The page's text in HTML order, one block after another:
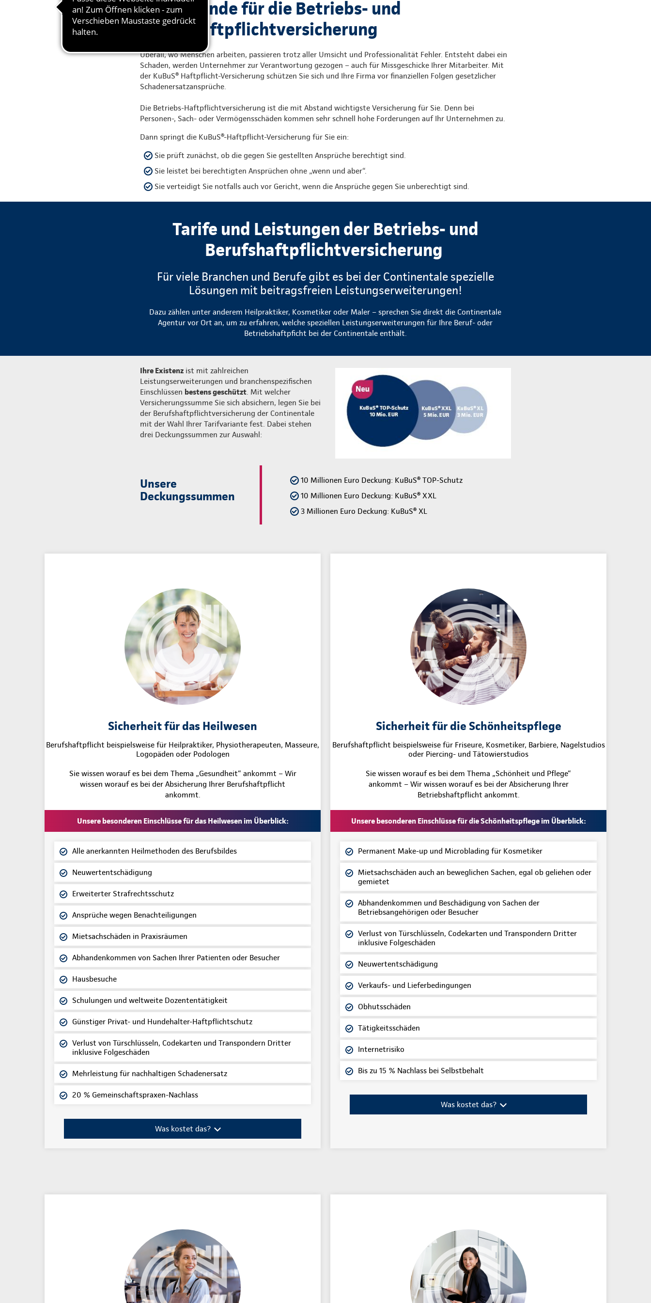
Gute Gründe für die Betriebs- und
Berufshaftpflichtversicherung
Überall, wo Menschen arbeiten, passieren trotz aller Umsicht und Professionalität Fehler. Entsteht dabei ein
Schaden, werden Unternehmer zur Verantwortung gezogen – auch für Missgeschicke Ihrer Mitarbeiter. Mit
der KuBuS® Haftpflicht-Versicherung schützen Sie sich und Ihre Firma vor finanziellen Folgen gesetzlicher
Schadenersatzansprüche.
Die Betriebs-Haftpflichtversicherung ist die mit Abstand wichtigste Versicherung für Sie. Denn bei
Personen-, Sach- oder Vermögensschäden kommen sehr schnell hohe Forderungen auf Ihr Unternehmen zu.
Dann springt die KuBuS®-Haftpflicht-Versicherung für Sie ein:
Sie prüft zunächst, ob die gegen Sie gestellten Ansprüche berechtigt sind.
Sie leistet bei berechtigten Ansprüchen ohne „wenn und aber“.
Sie verteidigt Sie notfalls auch vor Gericht, wenn die Ansprüche gegen Sie unberechtigt sind.
Tarife und Leistungen der Betriebs- und
Berufshaftpflichtversicherung
Für viele Branchen und Berufe gibt es bei der Continentale spezielle
Lösungen mit beitragsfreien Leistungserweiterungen!
Dazu zählen unter anderem Heilpraktiker, Kosmetiker oder Maler – sprechen Sie direkt die Continentale
Agentur vor Ort an, um zu erfahren, welche speziellen Leistungserweiterungen für Ihre Beruf- oder
Betriebshaftpficht bei der Continentale enthält.
Ihre Existenzist mit zahlreichen
Leistungserweiterungen und branchenspezifischen
Einschlüssen bestens geschützt. Mit welcher
Versicherungssumme Sie sich absichern, legen Sie bei
der Berufshaftpflichtversicherung der Continentale
mit der Wahl Ihrer Tarifvariante fest. Dabei stehen
drei Deckungssummen zur Auswahl:
Unsere
Deckungssummen
10 Millionen Euro Deckung: KuBuS® TOP-Schutz
10 Millionen Euro Deckung: KuBuS® XXL
3 Millionen Euro Deckung: KuBuS® XL
Sicherheit für das Heilwesen
Berufshaftpflicht beispielsweise für Heilpraktiker, Physiotherapeuten, Masseure,
Logopäden oder Podologen
Sie wissen worauf es bei dem Thema „Gesundheit“ ankommt – Wir
wissen worauf es bei der Absicherung Ihrer Berufshaftpflicht
ankommt.
Unsere besonderen Einschlüsse für das Heilwesen im Überblick:
Alle anerkannten Heilmethoden des Berufsbildes
Neuwertentschädigung
Erweiterter Strafrechtsschutz
Ansprüche wegen Benachteiligungen
Mietsachschäden in Praxisräumen
Abhandenkommen von Sachen Ihrer Patienten oder Besucher
Hausbesuche
Schulungen und weltweite Dozententätigkeit
Günstiger Privat- und Hundehalter-Haftpflichtschutz
Verlust von Türschlüsseln, Codekarten und Transpondern Dritter
inklusive Folgeschäden
Mehrleistung für nachhaltigen Schadenersatz
20 % Gemeinschaftspraxen-Nachlass
Was kostet das?
Sicherheit für die Schönheitspflege
Berufshaftpflicht beispielsweise für Friseure, Kosmetiker, Barbiere, Nagelstudios
oder Piercing- und Tätowierstudios
Sie wissen worauf es bei dem Thema „Schönheit und Pflege“
ankommt – Wir wissen worauf es bei der Absicherung Ihrer
Betriebshaftpflicht ankommt.
Unsere besonderen Einschlüsse für die Schönheitspflege im Überblick:
Permanent Make-up und Microblading für Kosmetiker
Mietsachschäden auch an beweglichen Sachen, egal ob geliehen oder
gemietet
Abhandenkommen und Beschädigung von Sachen der
Betriebsangehörigen oder Besucher
Verlust von Türschlüsseln, Codekarten und Transpondern Dritter
inklusive Folgeschäden
Neuwertentschädigung
Verkaufs- und Lieferbedingungen
Obhutsschäden
Tätigkeitsschäden
Internetrisiko
Bis zu 15 % Nachlass bei Selbstbehalt
Was kostet das?